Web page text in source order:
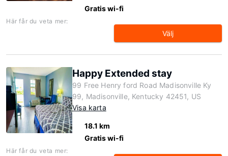
Gratis wi-fi
Här får du veta mer:
Välj
Happy Extended stay
99 Free Henry ford Road Madisonville Ky
99, Madisonville, Kentucky 42451, US
Visa karta
18.1 km
Gratis wi-fi
Här får du veta mer: